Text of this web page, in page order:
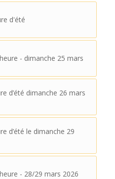
d'été
- dimanche 25 mars
d’été dimanche 26 mars
d’été le dimanche 29
- 28/29 mars 2026